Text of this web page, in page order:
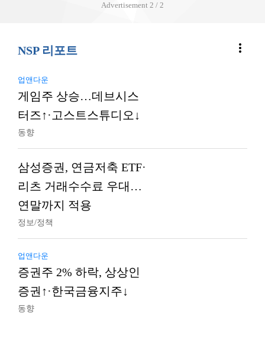
Advertisement 2 / 2
NSP 리포트 more_vert
업앤다운
게임주 상승…데브시스
터즈↑·고스트스튜디오↓
동향
삼성증권, 연금저축 ETF·
리츠 거래수수료 우대…
연말까지 적용
정보/정책
업앤다운
증권주 2% 하락, 상상인
증권↑·한국금융지주↓
동향